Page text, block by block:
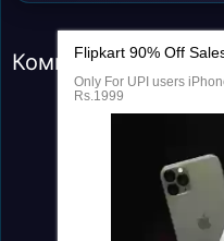
Комментарии (0)